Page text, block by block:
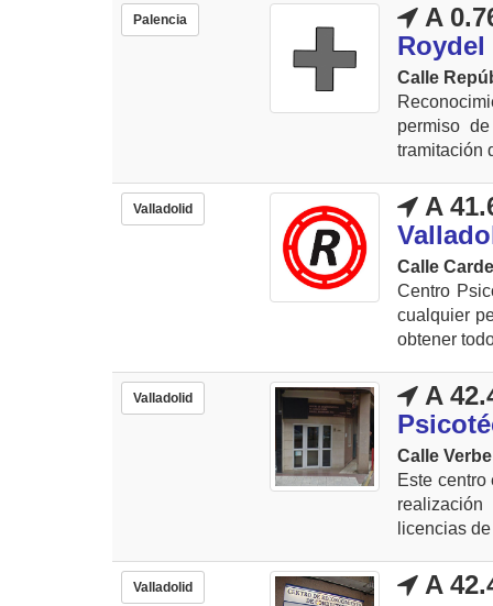
Palencia
A
Roydel
Calle
permiso
tramitación
Valladolid
A
Calle
Centro
cualquier
obtener
Valladolid
A
Calle
Este
licencias
Valladolid A